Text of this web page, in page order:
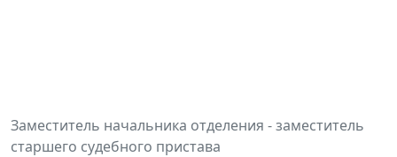
Заместитель начальника отделения - заместитель
старшего судебного пристава